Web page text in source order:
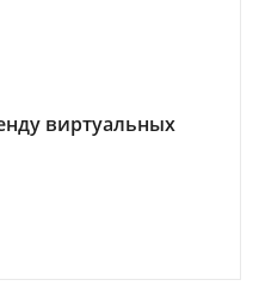
виртуальных